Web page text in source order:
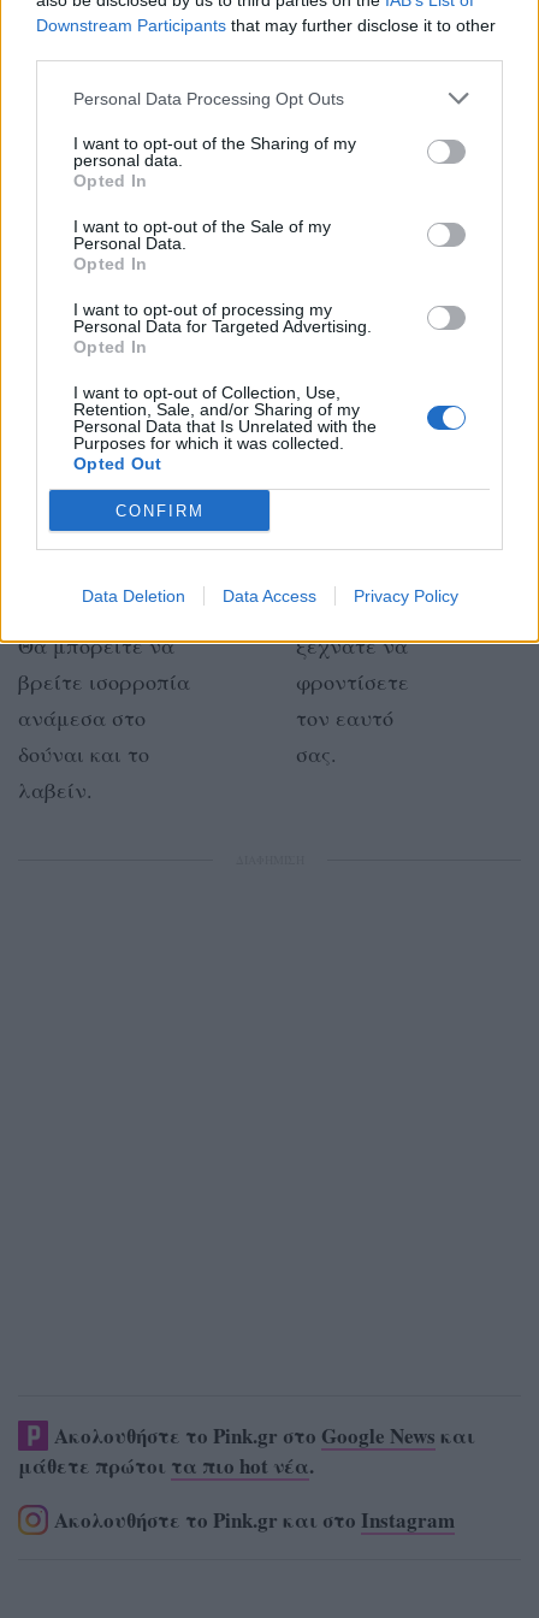
Downstream Participants that may further disclose it to other
Personal Data Processing Opt Outs
I want to opt-out of the Sharing of my
personal data.
Opted In
I want to opt-out of the Sale of my
Personal Data.
Opted In
I want to opt-out of processing my
Personal Data for Targeted Advertising.
Opted In
I want to opt-out of Collection, Use,
Retention, Sale, and/or Sharing of my
Personal Data that Is Unrelated with the
Purposes for which it was collected.
Opted Out
CONFIRM
Data Deletion Data Access Privacy Policy
στη πρώτη
καλά.
ΤΟΞΟΤΗΣ
Χρησιμοποιήστε
την σημερινή
συλλέξετε
γεγονότα και
πληροφορίες.
ΑΙΓΟΚΕΡΩΣ
Ξεκινήστε.
μένετε πίσω.
ΥΔΡΟΧΟΟΣ
Η δεκτική σας
βοηθά σήμερα.
Θα μπορείτε να
βρείτε ισορροπία
ανάμεσα στο
δούναι και το
λαβείν.
μερικές φορές
ξεχνάτε να
φροντίσετε
τον εαυτό
σας.
Ακολουθήστε το Pink.gr στο Google News και
μάθετε πρώτοι τα πιο hot νέα.
Ακολουθήστε το Pink.gr και στο Instagram